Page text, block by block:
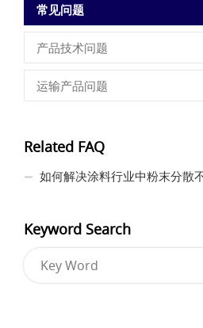
常见问题
产品技术问题
运输产品问题
Related FAQ
如何解决涂料行业中粉末分散
Keyword Search